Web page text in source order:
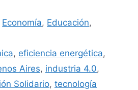
Economía, Educación,
, eficiencia energética,
Aires, industria 4.0,
Solidario, tecnología